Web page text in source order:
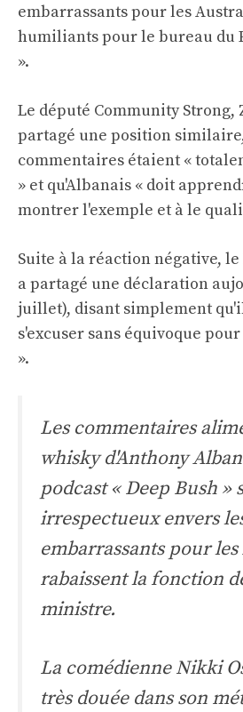
embarrassants pour les
humiliants pour le bureau du
».
Le député Community Strong,
partagé une position
commentaires étaient «
» et qu'Albanais « doit
montrer l'exemple et à le
Suite à la réaction négative,
a partagé une déclaration
juillet), disant simplement
s'excuser sans équivoque
».
Les commentaires
whisky d'Anthony
podcast « Deep Bush »
irrespectueux envers
embarrassants pour
rabaissent la fonction
ministre.
La comédienne Nikki
très douée dans son